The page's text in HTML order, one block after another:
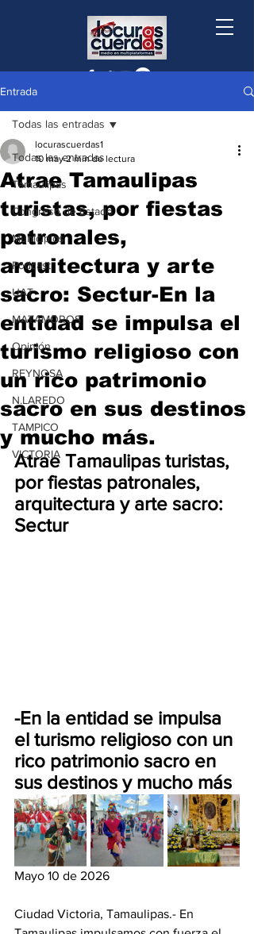
Entrada
Todas las entradas
Tamaulipas
Congreso de Estado
Municipios
Podcast
UAT
MATAMOROS
Opinión
REYNOSA
N.LAREDO
TAMPICO
VICTORIA
Todas las entradas
Atrae Tamaulipas
turistas, por fiestas
patronales,
arquitectura y arte
sacro: Sectur-En la
entidad se impulsa el
turismo religioso con
un rico patrimonio
sacro en sus destinos
y mucho más.
locurascuerdas1
10 may 2 min de lectura
Atrae Tamaulipas turistas,
por fiestas patronales,
arquitectura y arte sacro:
Sectur
-En la entidad se impulsa
el turismo religioso con un
rico patrimonio sacro en
sus destinos y mucho más
Mayo 10 de 2026
Ciudad Victoria, Tamaulipas.- En